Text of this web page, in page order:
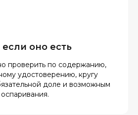
оно есть
проверить по содержанию,
удостоверению, кругу
доле и возможным